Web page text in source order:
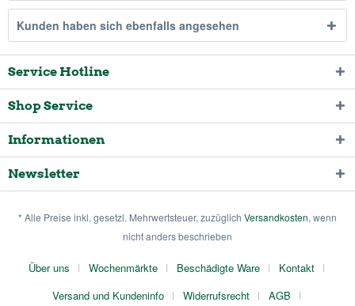
Kunden haben sich ebenfalls angesehen
Service Hotline
Shop Service
Informationen
Newsletter
* Alle Preise inkl. gesetzl. Mehrwertsteuer, zuzüglich Versandkosten, wenn
nicht anders beschrieben
Über uns Wochenmärkte Beschädigte Ware
Kontakt
Versand und Kundeninfo
Widerrufsrecht
AGB